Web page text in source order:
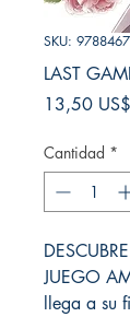
SKU:
LAST
13,50 US$
Cantidad *
JUEGO
llega a su